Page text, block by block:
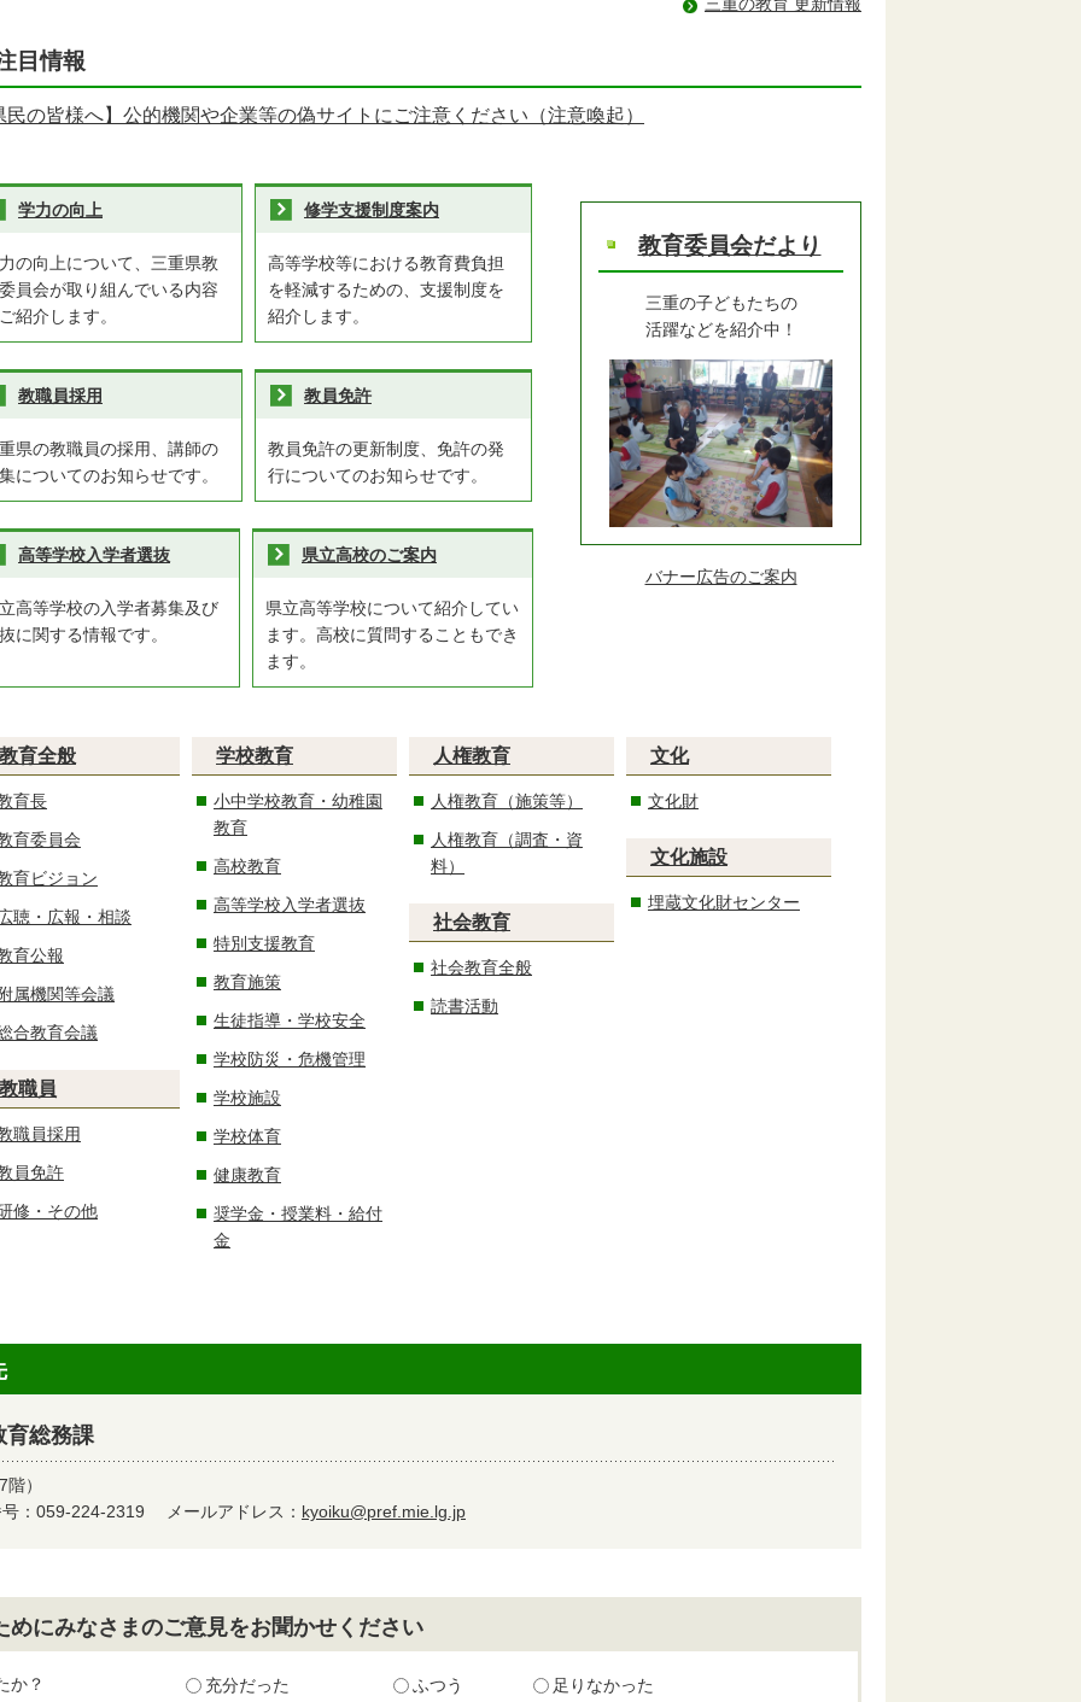
目情報
民の皆様へ】公的機関や企業等の偽サイトにご注意ください（注意喚起）
学力の向上
の向上について、三重県教
員会が取り組んでいる内容
紹介します。
修学支援制度案内
高等学校等における教育費負担
を軽減するための、支援制度を
紹介します。
教職員採用
県の教職員の採用、講師の
についてのお知らせです。
教員免許
教員免許の更新制度、免許の発
行についてのお知らせです。
高等学校入学者選抜
高等学校の入学者募集及び
に関する情報です。
県立高校のご案内
県立高等学校について紹介してい
ます。高校に質問することもでき
ます。
教育委員会だより
三重の子どもたちの
活躍などを紹介中！
バナー広告のご案内
教育全般
育長
育委員会
育ビジョン
聴・広報・相談
育公報
属機関等会議
合教育会議
教職員
職員採用
員免許
修・その他
学校教育
小中学校教育・幼稚園
教育
高校教育
高等学校入学者選抜
特別支援教育
教育施策
生徒指導・学校安全
学校防災・危機管理
学校施設
学校体育
健康教育
奨学金・授業料・給付
金
人権教育
人権教育（施策等）
人権教育（調査・資
料）
社会教育
社会教育全般
読書活動
文化
文化財
文化施設
埋蔵文化財センター
総務課
）
：059-224-2319
メールアドレス： kyoiku@pref.mie.lg.jp
にみなさまのご意見をお聞かせください
か？ 充分だった ふつう 足りなかった